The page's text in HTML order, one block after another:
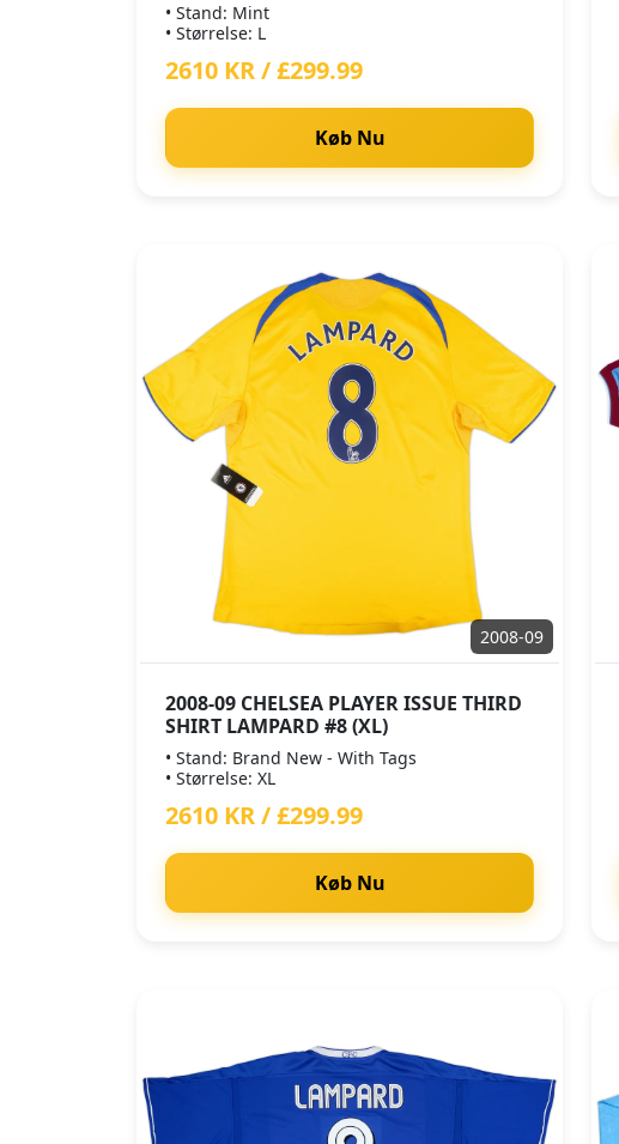
• Stand: Mint
• Størrelse: L
2610 KR / £299.99
Køb Nu
2008-09
2008-09 CHELSEA PLAYER ISSUE THIRD
SHIRT LAMPARD #8 (XL)
• Stand: Brand New - With Tags
• Størrelse: XL
2610 KR / £299.99
Køb Nu